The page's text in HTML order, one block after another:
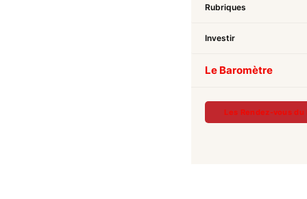
Rubriques
Investir
Le Baromètre
Les Rendez-vous